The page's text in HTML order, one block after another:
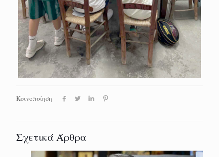
Κοινοποίηση
Σχετικά Άρθρα